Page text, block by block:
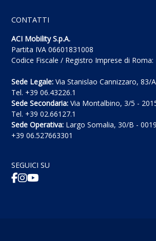
CONTATTI
ACI Mobility S.p.A.
Partita IVA 06601831008
Codice Fiscale / Registro Imprese di Roma:
Sede Legale: Via Stanislao Cannizzaro, 83/
Tel. +39 06.43226.1
Sede Secondaria: Via Montalbino, 3/5 -
Tel. +39 02.66127.1
Sede Operativa: Largo Somalia, 30/B -
+39 06.527663301
SEGUICI SU